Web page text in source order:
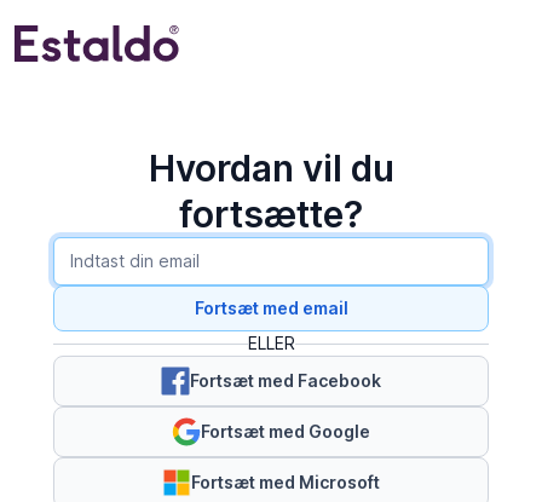
Hvordan vil du
fortsætte?
Fortsæt med email
ELLER
Fortsæt med Facebook
Fortsæt med Google
Fortsæt med Microsoft